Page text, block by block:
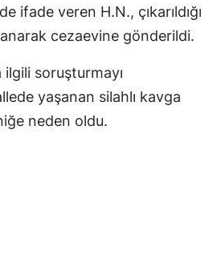
ifade veren H.N., çıkarıldığı
cezaevine gönderildi.
soruşturmayı
yaşanan silahlı kavga
neden oldu.